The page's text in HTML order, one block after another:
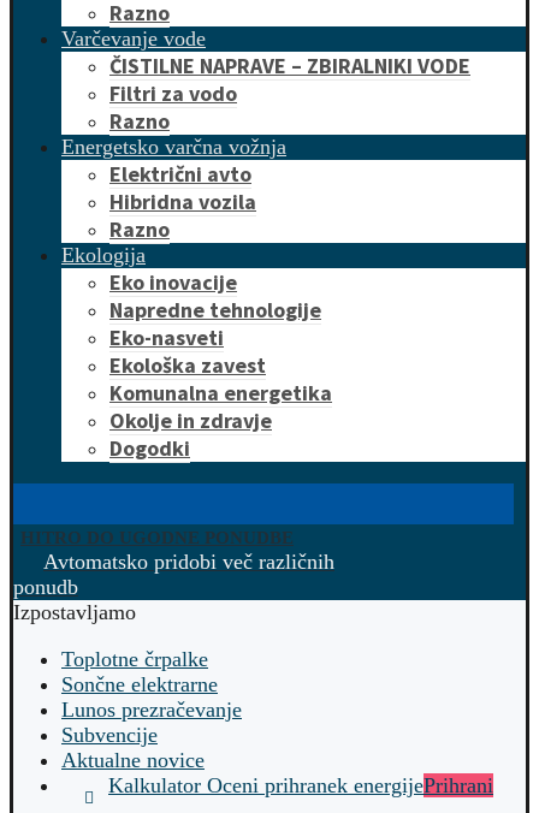
Razno
Varčevanje vode
ČISTILNE NAPRAVE – ZBIRALNIKI VODE
Filtri za vodo
Razno
Energetsko varčna vožnja
Električni avto
Hibridna vozila
Razno
Ekologija
Eko inovacije
Napredne tehnologije
Eko-nasveti
Ekološka zavest
Komunalna energetika
Okolje in zdravje
Dogodki
HITRO DO UGODNE PONUDBE
Avtomatsko pridobi več različnih
ponudb
Izpostavljamo
Toplotne črpalke
Sončne elektrarne
Lunos prezračevanje
Subvencije
Aktualne novice
Kalkulator Oceni prihranek energijePrihrani